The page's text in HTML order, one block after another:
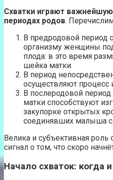
Схватки играют важнейшую
периодах родов.
В предродовой период
организму женщины
плода: в это время
шейка матки.
В период
осуществляют процесс
В послеродовой
матки способствуют
закупорке открытых
соединявших малыша
Велика и субъективная
сигнал о том, что скоро
Начало схваток: когда